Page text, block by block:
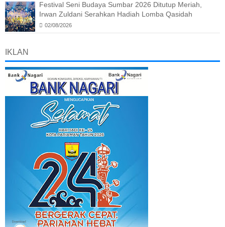
Festival Seni Budaya Sumbar 2026 Ditutup Meriah,
Irwan Zuldani Serahkan Hadiah Lomba Qasidah
02/08/2026
IKLAN